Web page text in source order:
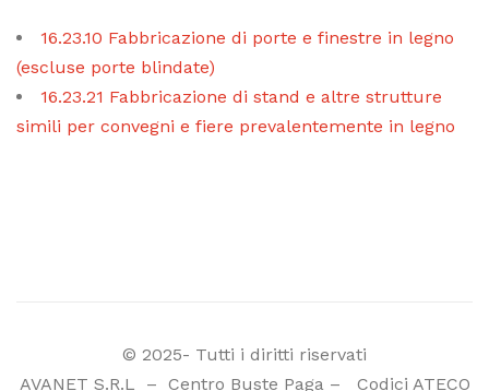
16.23.10 Fabbricazione di porte e finestre in legno
(escluse porte blindate)
16.23.21 Fabbricazione di stand e altre strutture
simili per convegni e fiere prevalentemente in legno
© 2025- Tutti i diritti riservati
AVANET S.R.L
– Centro Buste Paga– Codici ATECO